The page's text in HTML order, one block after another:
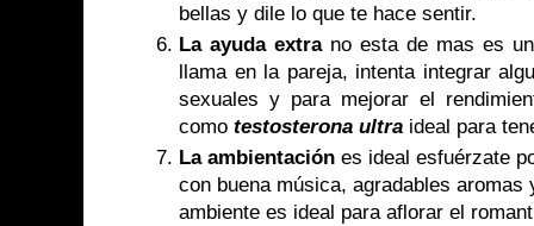
bellas y dile lo que te hace sentir.
La ayuda extrano esta de mas es
llama en la pareja, intenta integrar
sexuales y para mejorar el
como testosterona ultra ideal para
La ambientación es ideal esfuérzate
con buena música, agradables
ambiente es ideal para aflorar el